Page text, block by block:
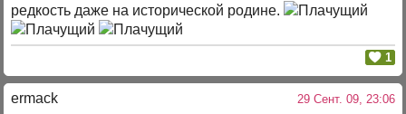
редкость даже на исторической родине.
1
ermack 29 Сент. 09, 23:06